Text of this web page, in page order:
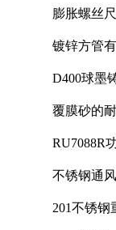
膨胀螺丝
镀锌方管
D400球墨
覆膜砂的
RU7088R
不锈钢通
201不锈钢